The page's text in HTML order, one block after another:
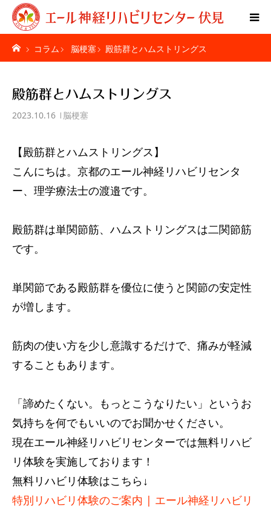
コラム 脳梗塞 殿筋群とハムストリングス
殿筋群とハムストリングス
2023.10.16 脳梗塞
【殿筋群とハムストリングス】
こんにちは。京都のエール神経リハビリセンタ
ー、理学療法士の渡邉です。
殿筋群は単関節筋、ハムストリングスは二関節筋
です。
単関節である殿筋群を優位に使うと関節の安定性
が増します。
筋肉の使い方を少し意識するだけで、痛みが軽減
することもあります。
「諦めたくない。もっとこうなりたい」というお
気持ちを何でもいいのでお聞かせください。
現在エール神経リハビリセンターでは無料リハビ
リ体験を実施しております！
無料リハビリ体験はこちら↓
特別リハビリ体験のご案内 | エール神経リハビリ
Home
特別リハビリ体験
ご利用者様の声
疾患別ページ
料金表
施設紹介
サービス内容
お知らせ